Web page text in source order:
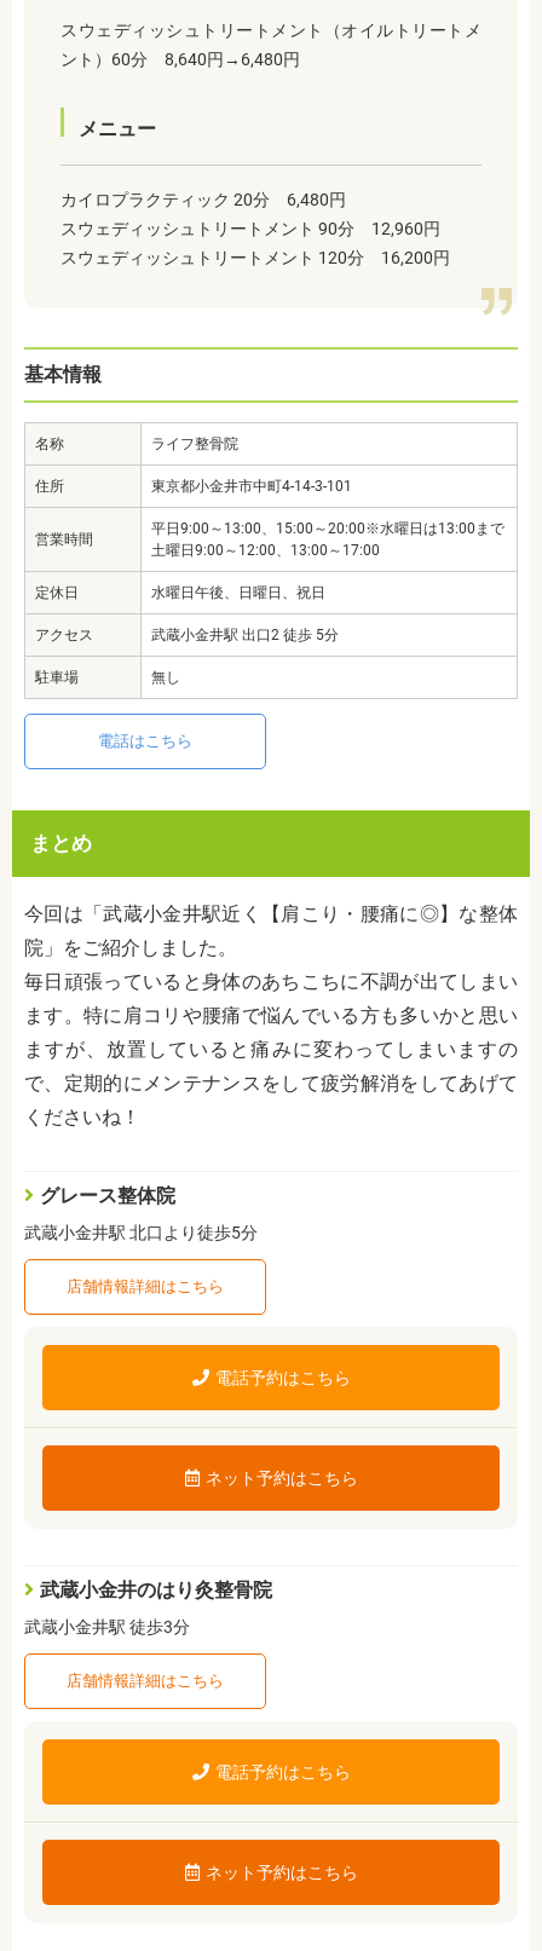
スウェディッシュトリートメント（オイルトリートメ
ント）60分 8,640円→6,480円
メニュー
カイロプラクティック 20分 6,480円
スウェディッシュトリートメント 90分 12,960円
スウェディッシュトリートメント 120分 16,200円
基本情報
名称 ライフ整骨院
住所 東京都小金井市中町4-14-3-101
営業時間
平日9:00～13:00、15:00～20:00※水曜日は13:00まで
土曜日9:00～12:00、13:00～17:00
定休日 水曜日午後、日曜日、祝日
アクセス 武蔵小金井駅 出口2 徒歩 5分
駐車場 無し
電話はこちら
まとめ
今回は「武蔵小金井駅近く【肩こり・腰痛に◎】な整体
院」をご紹介しました。
毎日頑張っていると身体のあちこちに不調が出てしまい
ます。特に肩コリや腰痛で悩んでいる方も多いかと思い
ますが、放置していると痛みに変わってしまいますの
で、定期的にメンテナンスをして疲労解消をしてあげて
くださいね！
グレース整体院
武蔵小金井駅 北口より徒歩5分
店舗情報詳細はこちら
電話予約はこちら
ネット予約はこちら
武蔵小金井のはり灸整骨院
武蔵小金井駅 徒歩3分
店舗情報詳細はこちら
電話予約はこちら
ネット予約はこちら